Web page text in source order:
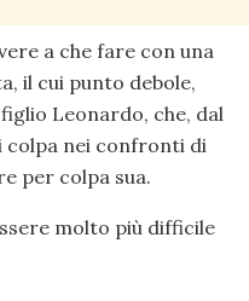
a che fare con una
il cui punto debole,
Leonardo, che, dal
colpa nei confronti di
per colpa sua.
molto più difficile